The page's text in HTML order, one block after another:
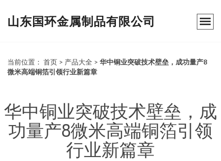
山东国环金属制品有限公司
当前位置： 首页 > 产品大全 > 华中铜业突破技术壁垒，成功量产8
微米高端铜箔引领行业新篇章
华中铜业突破技术壁垒，成
功量产8微米高端铜箔引领
行业新篇章